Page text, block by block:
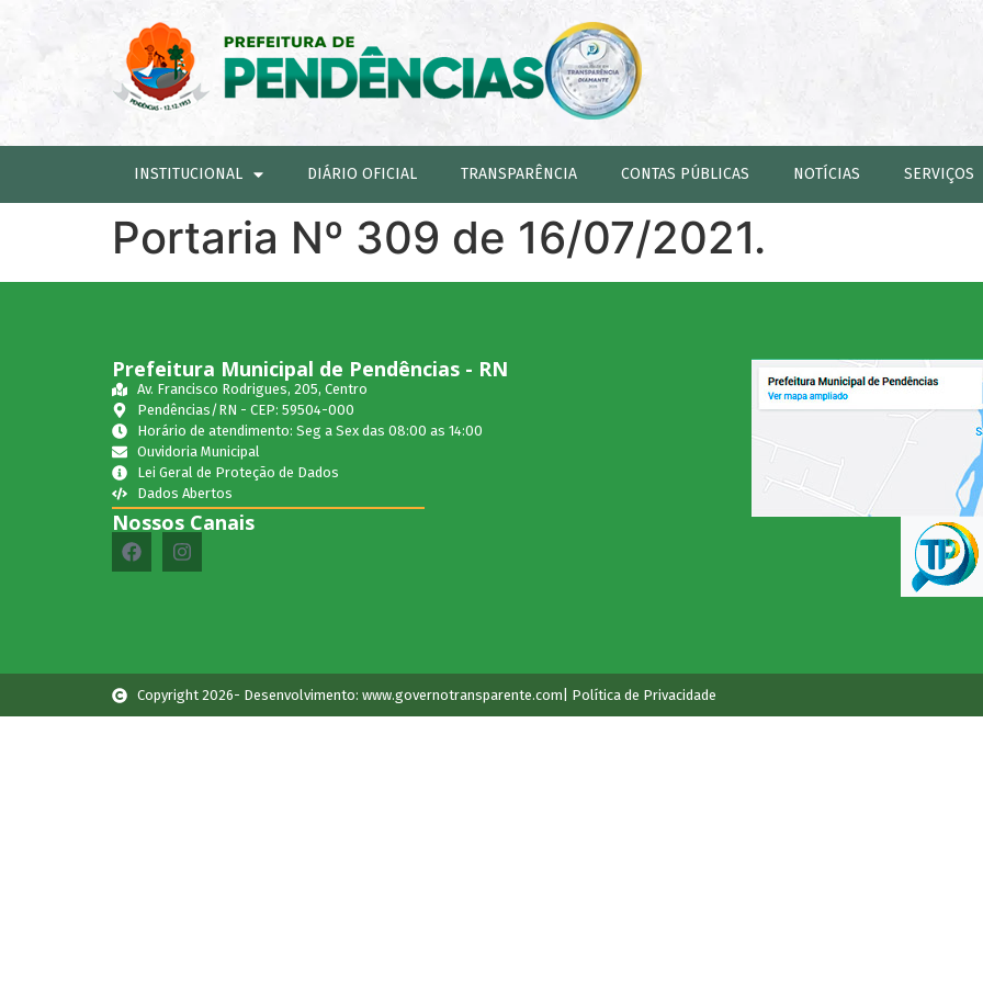
INSTITUCIONAL DIÁRIO OFICIAL TRANSPARÊNCIA CONTAS PÚBLICAS NOTÍCIAS SERVIÇOS
Portaria Nº 309 de 16/07/2021.
Prefeitura Municipal de Pendências - RN
Av. Francisco Rodrigues, 205, Centro
Pendências/RN - CEP: 59504-000
Horário de atendimento: Seg a Sex das 08:00 as 14:00
Ouvidoria Municipal
Lei Geral de Proteção de Dados
Dados Abertos
Nossos Canais
Copyright 2026- Desenvolvimento: www.governotransparente.com | Política de Privacidade